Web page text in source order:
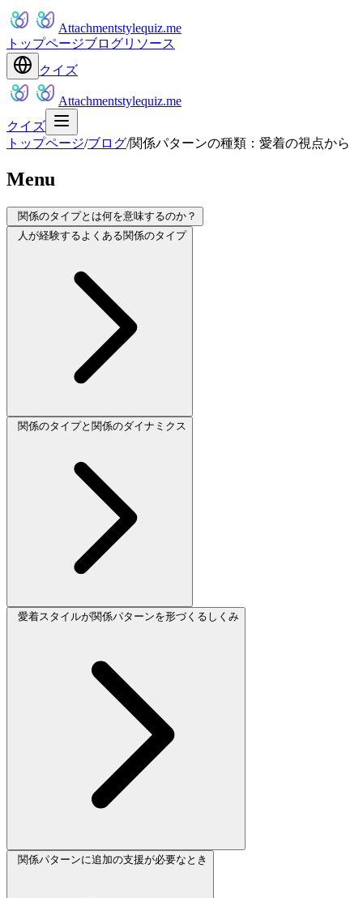
Attachmentstylequiz.me
トップページブログリソース
クイズ
Attachmentstylequiz.me
クイズ
トップページ/ブログ/関係パターンの種類：愛着の視点から
Menu
関係のタイプとは何を意味するのか？
人が経験するよくある関係のタイプ
関係のタイプと関係のダイナミクス
愛着スタイルが関係パターンを形づくるしくみ
関係パターンに追加の支援が必要なとき